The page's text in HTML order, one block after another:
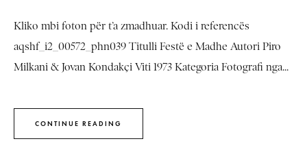
Kliko mbi foton për t’a zmadhuar. Kodi i referencës
aqshf_i2_00572_phn039 Titulli Festë e Madhe Autori Piro
Milkani & Jovan Kondakçi Viti 1973 Kategoria Fotografi nga...
CONTINUE READING